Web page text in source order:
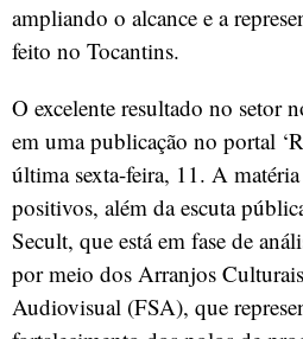
ampliando o alcance e a
feito no Tocantins.
O excelente resultado no setor
em uma publicação no portal
última sexta-feira, 11. A
positivos, além da escuta
Secult, que está em fase de
por meio dos Arranjos
Audiovisual (FSA), que